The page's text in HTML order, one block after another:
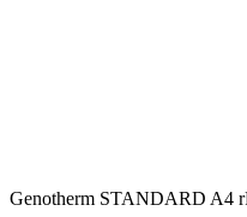
Genotherm STANDARD A4